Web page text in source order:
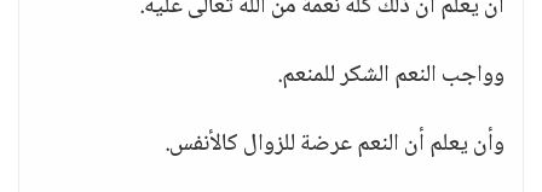
وواجب النعم الشكر للمنعم.
وأن يعلم أن النعم عرضة للزوال كالأنفس.